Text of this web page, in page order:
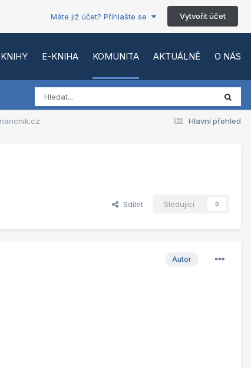
Máte již účet? Přihlašte se Vytvořit účet
KNIHY E-KNIHA KOMUNITA AKTUÁLNĚ O NÁS
Hlavní přehled
Sdílet Sledující 0
Autor